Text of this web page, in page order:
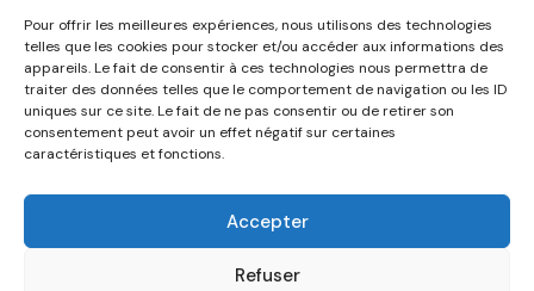
Pour offrir les meilleures expériences, nous utilisons des technologies
telles que les cookies pour stocker et/ou accéder aux informations des
appareils. Le fait de consentir à ces technologies nous permettra de
traiter des données telles que le comportement de navigation ou les ID
uniques sur ce site. Le fait de ne pas consentir ou de retirer son
consentement peut avoir un effet négatif sur certaines
caractéristiques et fonctions.
Accepter
Refuser
NOUS CONNAÎTRE